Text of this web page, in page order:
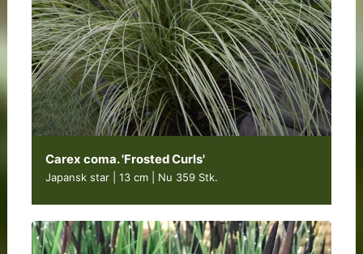
Carex coma. 'Frosted Curls'
Japansk star | 13 cm Nu 359 Stk.